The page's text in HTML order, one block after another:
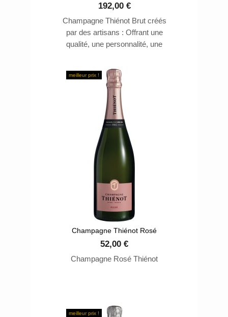
192,00 €
Champagne Thiénot Brut créés
par des artisans : Offrant une
qualité, une personnalité, une
caractérisent une maison
contemporaine d'envergure
mondiale. L'esprit Thiénot incarne
l'alliance entre tradition familiale,
innovation et une vision
résolument moderne.
meilleur prix !
Champagne Thiénot Rosé
52,00 €
Champagne Rosé Thiénot
meilleur prix !